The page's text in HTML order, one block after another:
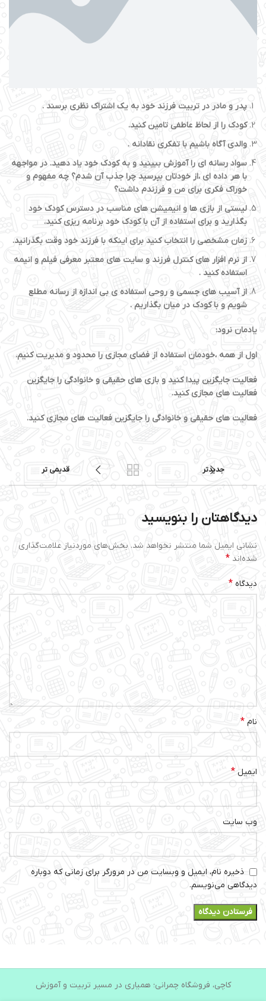
پدر و مادر در تربیت فرزند خود به یک اشتراک نظری برسند .
کودک را از لحاظ عاطفی تامین کنید.
والدی آگاه باشیم با تفکری نقادانه .
سواد رسانه ای را آموزش ببینید و به کودک خود یاد دهید. در مواجهه
با هر داده ای ،از خودتان بپرسید چرا جذب آن شدم؟ چه مفهوم و
خوراک فکری برای من و فرزندم داشت؟
لیستی از بازی ها و انیمیشن های مناسب در دسترس کودک خود
بگذارید و برای استفاده از آن با کودک خود برنامه ریزی کنید.
زمان مشخصی را انتخاب کنید برای اینکه با فرزند خود وقت بگذرانید.
از نرم افزار های کنترل فرزند و سایت های معتبر معرفی فیلم و انیمه
استفاده کنید .
از آسیب های جسمی و روحی استفاده ی بی اندازه از رسانه مطلع
شویم و با کودک در میان بگذاریم .
یادمان نرود:
اول از همه ،خودمان استفاده از فضای مجازی را محدود و مدیریت کنیم.
فعالیت جایگزین پیدا کنید و بازی های حقیقی و خانوادگی را جایگزین
فعالیت های مجازی کنید.
فعالیت های حقیقی و خانوادگی را جایگزین فعالیت های مجازی کنید.
جدیدتر قدیمی تر
دیدگاهتان را بنویسید
نشانی ایمیل شما منتشر نخواهد شد. بخش‌های موردنیاز علامت‌گذاری
شده‌اند *
دیدگاه *
نام *
ایمیل *
وب‌ سایت
ذخیره نام، ایمیل و وبسایت من در مرورگر برای زمانی که دوباره
دیدگاهی می‌نویسم.
کاچی، فروشگاه چمرانی؛ همیاری در مسیر تربیت و آموزش